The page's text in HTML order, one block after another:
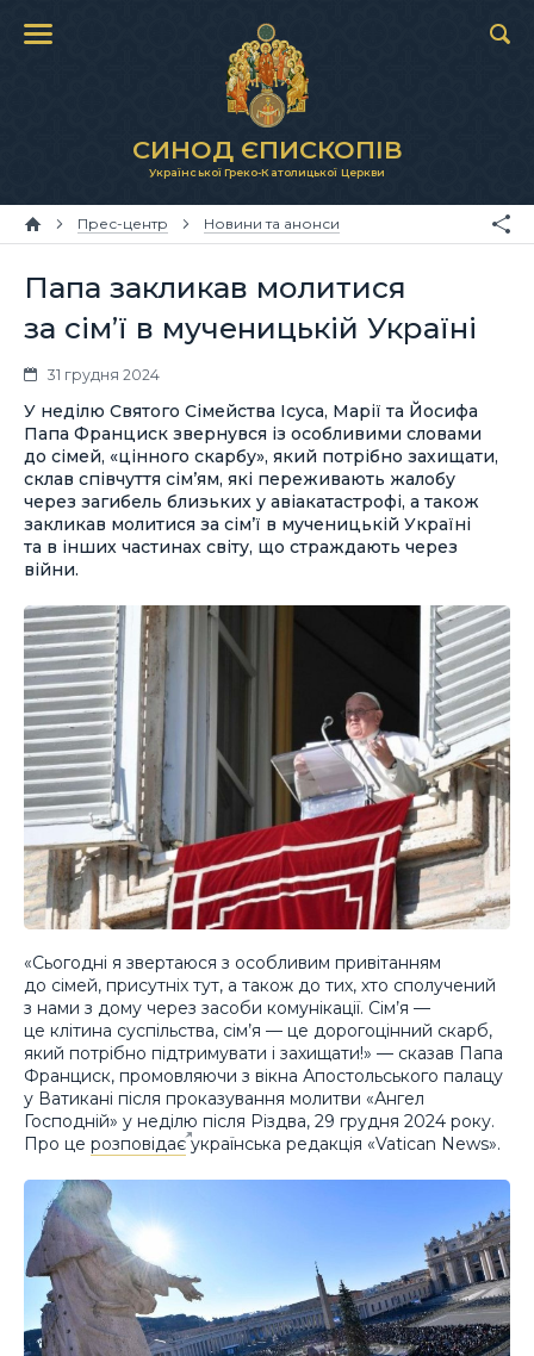
СИНОД ЄПИСКОПІВ
Української Греко-Католицької Церкви
Прес-центр Новини та анонси
Папа закликав молитися
за сім’ї в мученицькій Україні
31 грудня 2024
У неділю Святого Сімейства Ісуса, Марії та Йосифа
Папа Франциск звернувся із особливими словами
до сімей, «цінного скарбу», який потрібно захищати,
склав співчуття сім’ям, які переживають жалобу
через загибель близьких у авіакатастрофі, а також
закликав молитися за сім’ї в мученицькій Україні
та в інших частинах світу, що страждають через
війни.
«Сьогодні я звертаюся з особливим привітанням
до сімей, присутніх тут, а також до тих, хто сполучений
з нами з дому через засоби комунікації. Сім’я —
це клітина суспільства, сім’я — це дорогоцінний скарб,
який потрібно підтримувати і захищати!» — сказав Папа
Франциск, промовляючи з вікна Апостольського палацу
у Ватикані після проказування молитви «Ангел
Господній» у неділю після Різдва, 29 грудня 2024 року.
Про це розповідаєукраїнська редакція «Vatican News».